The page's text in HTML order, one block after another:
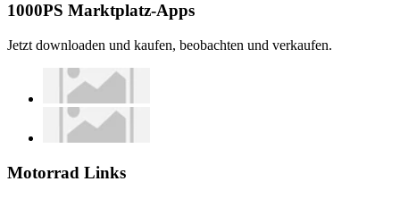
1000PS Marktplatz-Apps
Jetzt downloaden und kaufen, beobachten und verkaufen.
Motorrad Links